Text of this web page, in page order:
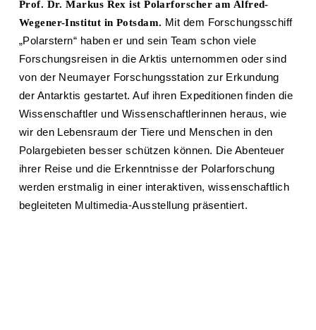
Prof. Dr. Markus Rex ist Polarforscher am Alfred-
Wegener-Institut in Potsdam. Mit dem Forschungsschiff
„Polarstern“ haben er und sein Team schon viele
Forschungsreisen in die Arktis unternommen oder sind
von der Neumayer Forschungsstation zur Erkundung
der Antarktis gestartet. Auf ihren Expeditionen finden die
Wissenschaftler und Wissenschaftlerinnen heraus, wie
wir den Lebensraum der Tiere und Menschen in den
Polargebieten besser schützen können. Die Abenteuer
ihrer Reise und die Erkenntnisse der Polarforschung
werden erstmalig in einer interaktiven, wissenschaftlich
begleiteten Multimedia-Ausstellung präsentiert.